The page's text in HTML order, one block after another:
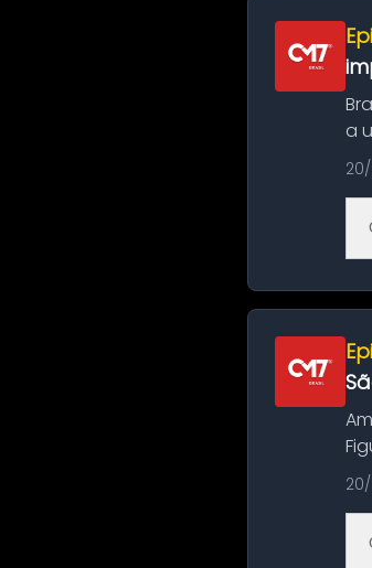
a
na